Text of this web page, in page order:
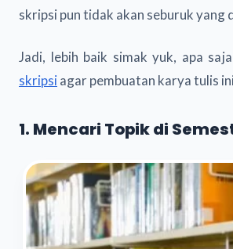
skripsi pun tidak akan seburuk yang
Jadi, lebih baik simak yuk, apa
skripsi agar pembuatan karya tulis
1. Mencari Topik di